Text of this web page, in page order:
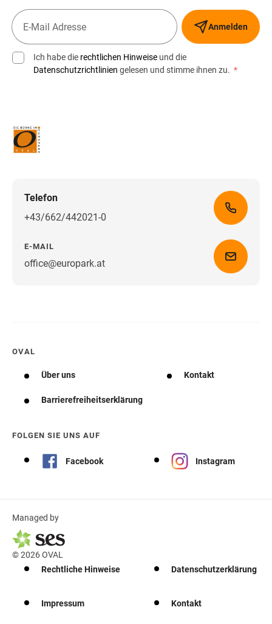
Anmelden
Ich habe die rechtlichen Hinweise und die
Datenschutzrichtlinien gelesen und stimme ihnen zu. *
Telefon
+43/662/442021-0
E-MAIL
office@europark.atWegbeschreibung erhalten
OVAL
Über uns Kontakt
Barrierefreiheitserklärung
FOLGEN SIE UNS AUF
Facebook Instagram
Managed by
© 2026 OVAL
Rechtliche Hinweise
Datenschutzerklärung
Impressum Kontakt